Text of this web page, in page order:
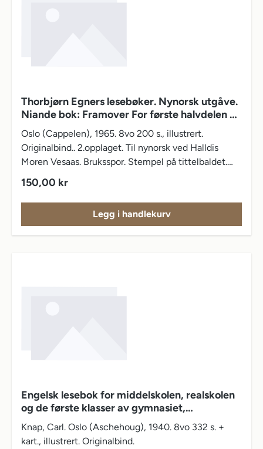
Thorbjørn Egners lesebøker. Nynorsk utgåve.
Niande bok: Framover For første halvdelen av
sjette skuleåret.
Oslo (Cappelen), 1965. 8vo 200 s., illustrert.
Originalbind.. 2.opplaget. Til nynorsk ved Halldis
Moren Vesaas. Bruksspor. Stempel på tittelbaldet.
Vanlig pris:
150,00 kr
Legg i handlekurv
Engelsk lesebok for middelskolen, realskolen
og de første klasser av gymnasiet,
lærerskolen og ungdomsskoler. Sjette utgave
Knap, Carl. Oslo (Aschehoug), 1940. 8vo 332 s. +
kart., illustrert. Originalbind.